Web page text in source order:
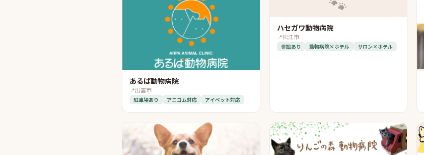
あるぱ動物病院
📍出雲市
駐車場あり アニコム対応 アイペット対応
ハセガワ動物病院
📍松江市
併設あり 動物病院×ホテル サロン×ホテル